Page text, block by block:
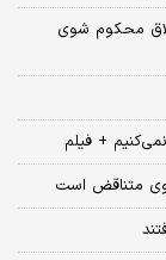
محکوم شوی
+ فیلم
وی متناقض است